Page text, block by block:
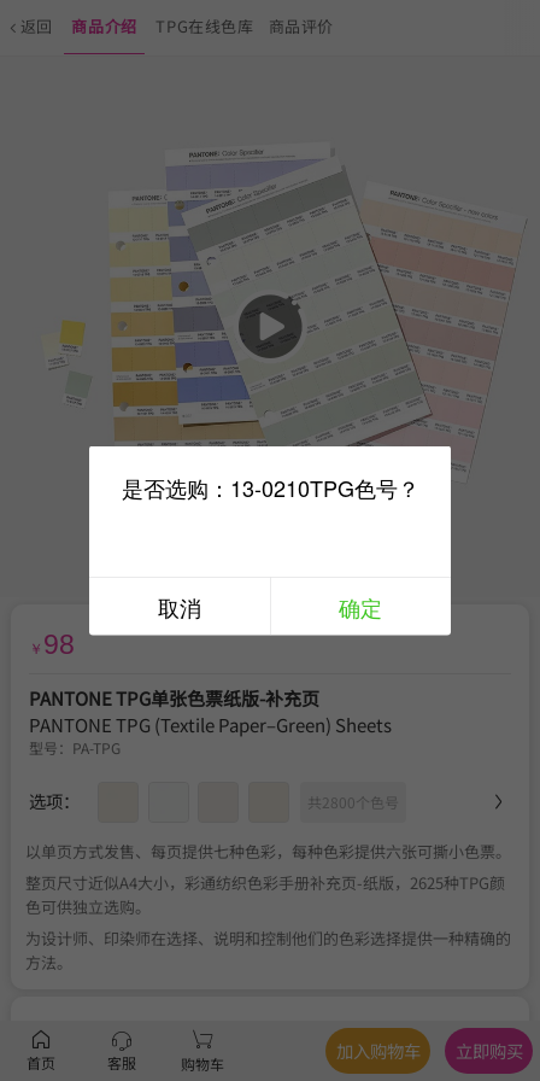
返回 商品介绍 TPG在线色库 商品评价
￥ 98
PANTONE TPG单张色票纸版-补充页
PANTONE TPG (Textile Paper–Green) Sheets
型号： PA-TPG
选项： 共2800个色号
以单页方式发售、每页提供七种色彩，每种色彩提供六张可撕小色票。
整页尺寸近似A4大小，彩通纺织色彩手册补充页-纸版，2625种TPG颜
色可供独立选购。
为设计师、印染师在选择、说明和控制他们的色彩选择提供一种精确的
方法。
服务 官方正品 关于税费 、不可退换
首页 客服 购物车
加入购物车 立即购买
是否选购：13-0210TPG色号？
取消 确定